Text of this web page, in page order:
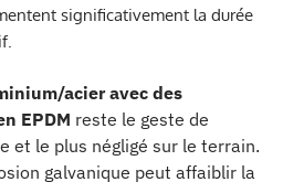
significativement la durée
acier avec des
EPDM reste le geste de
et le plus négligé sur le terrain.
galvanique peut affaiblir la